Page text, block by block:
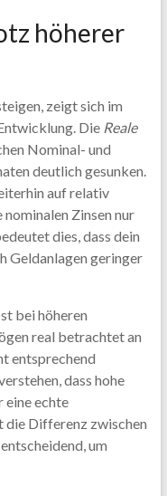
höherer
zeigt sich im
Die Reale
Nominal- und
deutlich gesunken.
auf relativ
Zinsen nur
dies, dass dein
Geldanlagen geringer
bei höheren
real betrachtet an
entsprechend
dass hohe
eine echte
die Differenz zwischen
um